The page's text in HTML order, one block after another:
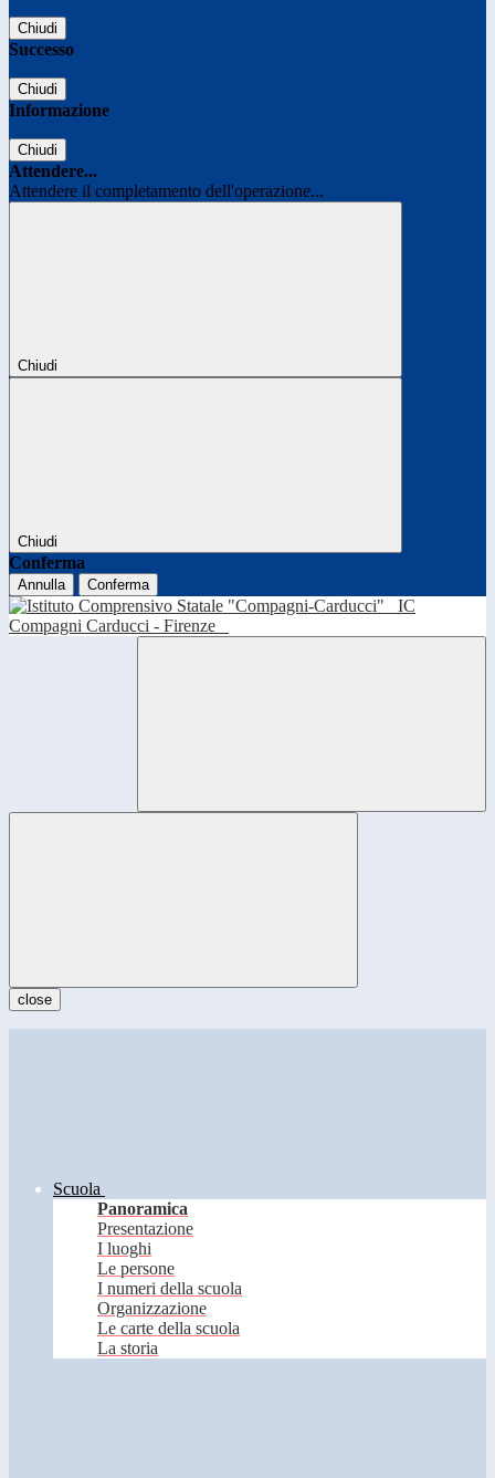
Chiudi
Successo
Chiudi
Informazione
Chiudi
Attendere...
Attendere il completamento dell'operazione...
Chiudi
Chiudi
Conferma
Annulla Conferma
IC
Compagni Carducci - Firenze
close
Scuola
Panoramica
Presentazione
I luoghi
Le persone
I numeri della scuola
Organizzazione
Le carte della scuola
La storia